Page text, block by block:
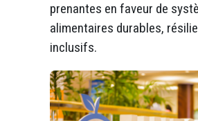
prenantes en faveur de
alimentaires durables,
inclusifs.